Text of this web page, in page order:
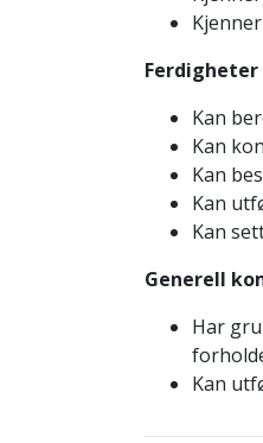
Ferdigheter
Kan
Kan
Kan
Kan
Kan
Generell
Har
Kan